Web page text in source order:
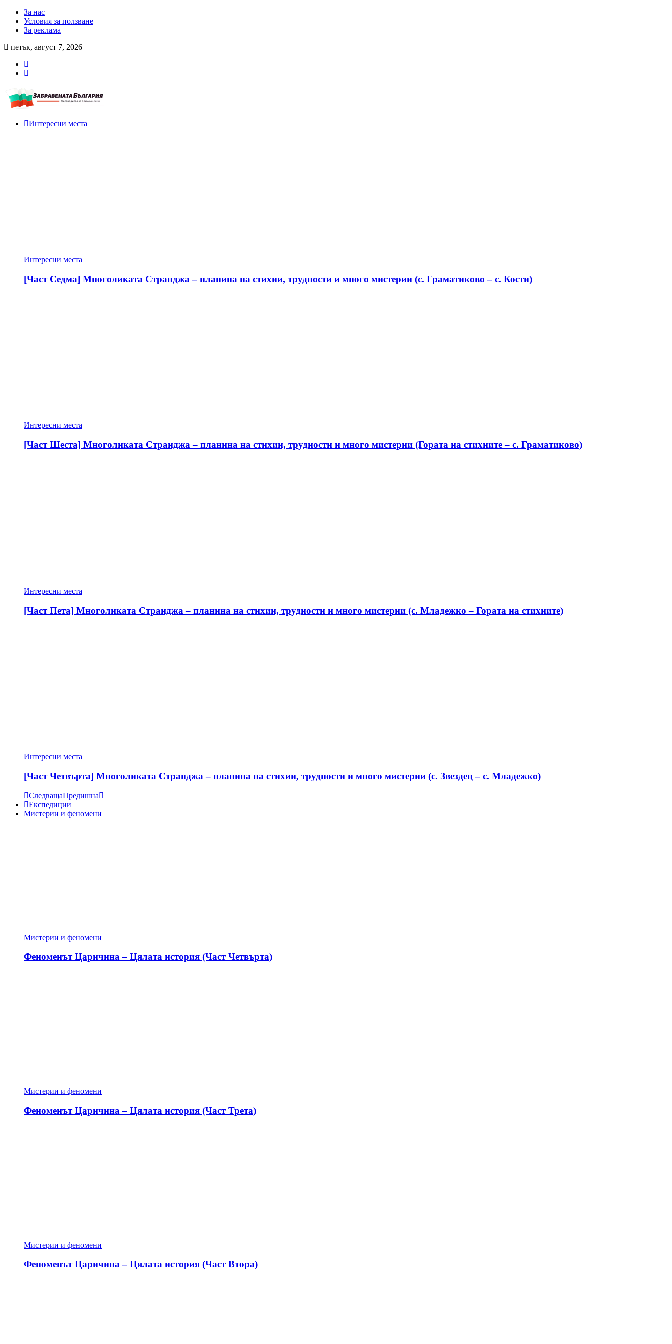
За нас
Условия за ползване
За реклама
петък, август 7, 2026
Интересни места
Интересни места
[Част Седма] Многоликата Странджа – планина на стихии, трудности и много мистерии (с. Граматиково – с. Кости)
Интересни места
[Част Шеста] Многоликата Странджа – планина на стихии, трудности и много мистерии (Гората на стихиите – с. Граматиково)
Интересни места
[Част Пета] Многоликата Странджа – планина на стихии, трудности и много мистерии (с. Младежко – Гората на стихиите)
Интересни места
[Част Четвърта] Многоликата Странджа – планина на стихии, трудности и много мистерии (с. Звездец – с. Младежко)
СледващаПредишна
Експедиции
Мистерии и феномени
Мистерии и феномени
Феноменът Царичина – Цялата история (Част Четвърта)
Мистерии и феномени
Феноменът Царичина – Цялата история (Част Трета)
Мистерии и феномени
Феноменът Царичина – Цялата история (Част Втора)